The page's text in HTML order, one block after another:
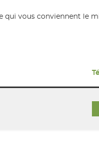
qui vous conviennent le